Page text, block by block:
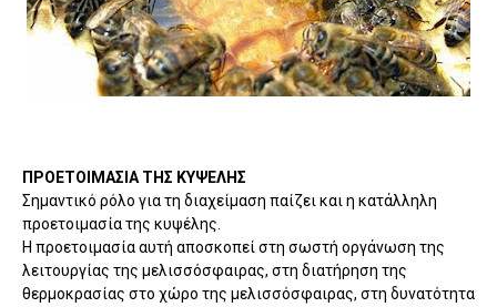
ΠΡΟΕΤΟΙΜΑΣΙΑ ΤΗΣ ΚΥΨΕΛΗΣ
Σημαντικό ρόλο για τη διαχείμαση παίζει και η κατάλληλη
προετοιμασία της κυψέλης.
Η προετοιμασία αυτή αποσκοπεί στη σωστή οργάνωση της
λειτουργίας της μελισσόσφαιρας, στη διατήρηση της
θερμοκρασίας στο χώρο της μελισσόσφαιρας, στη δυνατότητα